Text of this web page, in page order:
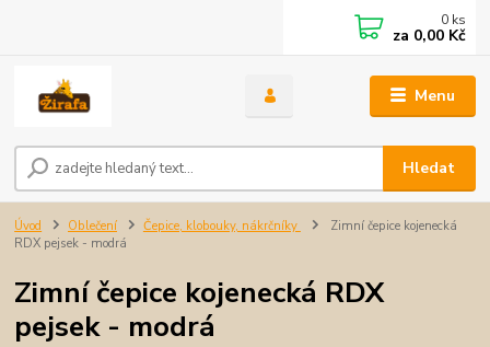
Menu
Hledat
0 ks
za 0,00 Kč
Úvod Oblečení Čepice, klobouky, nákrčníky
Zimní čepice kojenecká
RDX pejsek - modrá
Zimní čepice kojenecká RDX
pejsek - modrá